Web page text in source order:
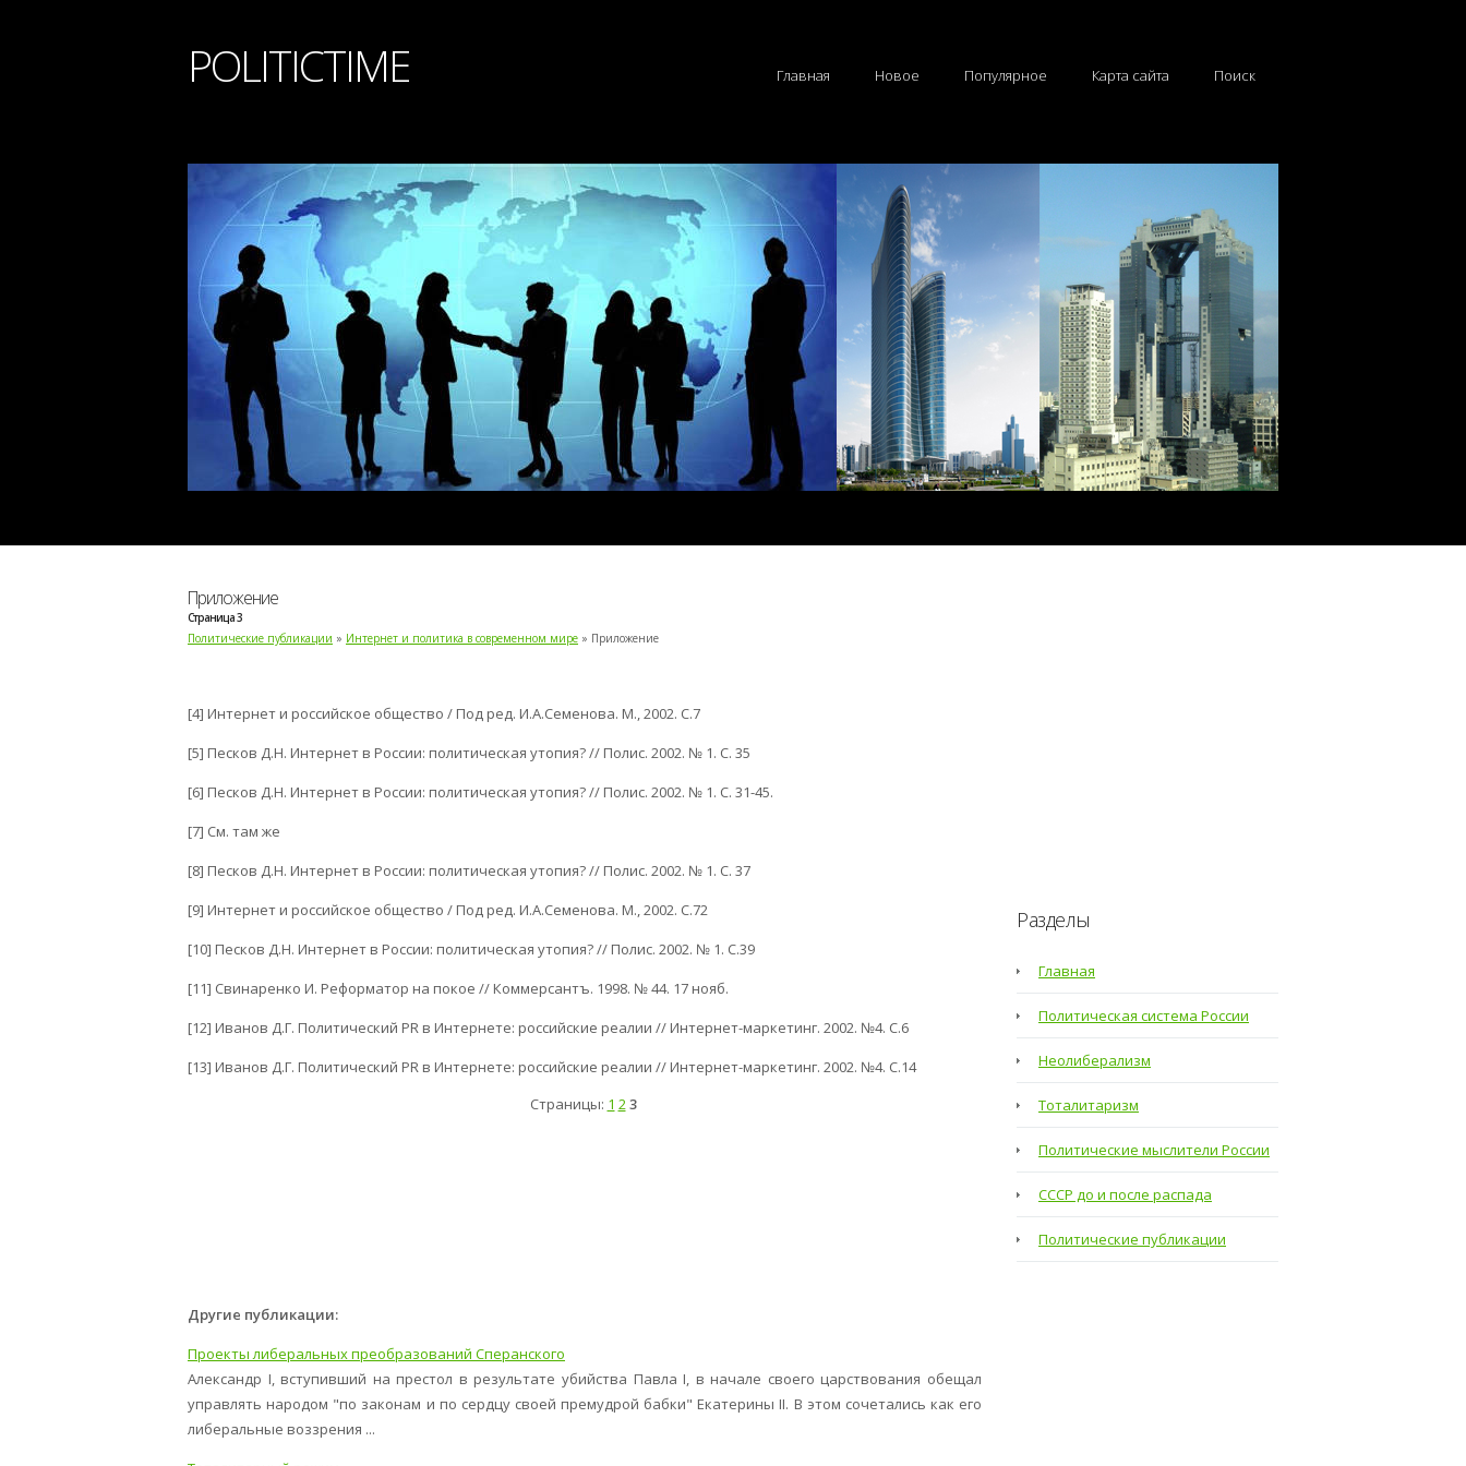
POLITICTIME Главная Новое Популярное Карта сайта Поиск
Приложение
Страница 3
Политические публикации » Интернет и политика в современном мире » Приложение
[4] Интернет и российское общество / Под ред. И.А.Семенова. М., 2002. С.7
[5] Песков Д.Н. Интернет в России: политическая утопия? // Полис. 2002. № 1. С. 35
[6] Песков Д.Н. Интернет в России: политическая утопия? // Полис. 2002. № 1. С. 31-45.
[7] См. там же
[8] Песков Д.Н. Интернет в России: политическая утопия? // Полис. 2002. № 1. С. 37
[9] Интернет и российское общество / Под ред. И.А.Семенова. М., 2002. С.72
[10] Песков Д.Н. Интернет в России: политическая утопия? // Полис. 2002. № 1. С.39
[11] Свинаренко И. Реформатор на покое // Коммерсантъ. 1998. № 44. 17 нояб.
[12] Иванов Д.Г. Политический PR в Интернете: российские реалии // Интернет-маркетинг. 2002. №4. С.6
[13] Иванов Д.Г. Политический PR в Интернете: российские реалии // Интернет-маркетинг. 2002. №4. С.14
Страницы: 1 23
Другие публикации:
Проекты либеральных преобразований Сперанского
Александр I, вступивший на престол в результате убийства Павла I, в начале своего царствования обещал
управлять народом "по законам и по сердцу своей премудрой бабки" Екатерины II. В этом сочетались как его
либеральные воззрения ...
Разделы
Главная
Политическая система России
Неолиберализм
Тоталитаризм
Политические мыслители России
СССР до и после распада
Политические публикации